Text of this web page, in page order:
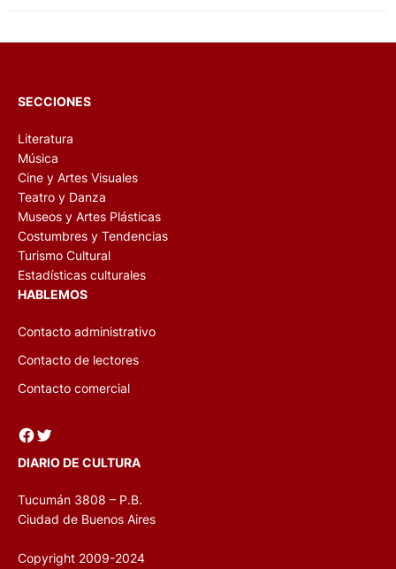
SECCIONES
Literatura
Música
Cine y Artes Visuales
Teatro y Danza
Museos y Artes Plásticas
Costumbres y Tendencias
Turismo Cultural
Estadísticas culturales
HABLEMOS
Contacto administrativo
Contacto de lectores
Contacto comercial
Facebook Twitter
DIARIO DE CULTURA
Tucumán 3808 – P.B.
Ciudad de Buenos Aires
Copyright 2009-2024